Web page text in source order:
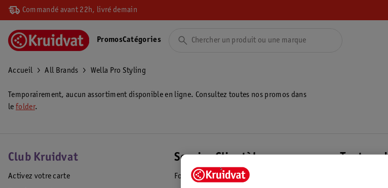
Commandé avant 22h, livré demain
PromosCatégories
Accueil All Brands Wella Pro Styling
Temporairement, aucun assortiment disponible en ligne. Consultez toutes nos promos dans
le folder.
Club Kruidvat
Activez votre carte
Service Clientèle
Foire aux questions
Tout sur